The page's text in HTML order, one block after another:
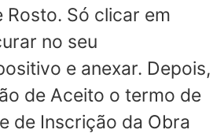
Rosto. Só clicar em
no seu
e anexar. Depois,
de Aceito o termo de
de Inscrição da Obra